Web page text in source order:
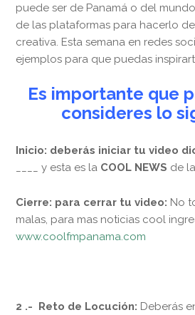
puede ser de Panamá o del
de las plataformas para hacerlo
creativa. Esta semana en redes
ejemplos para que puedas
Es importante que
consideres lo
Inicio: deberás iniciar tu video
____ y esta es la COOL NEWS de
Cierre: para cerrar tu video: No
malas, para mas noticias cool
www.coolfmpanama.com
2 .- Reto de Locución: Deberás